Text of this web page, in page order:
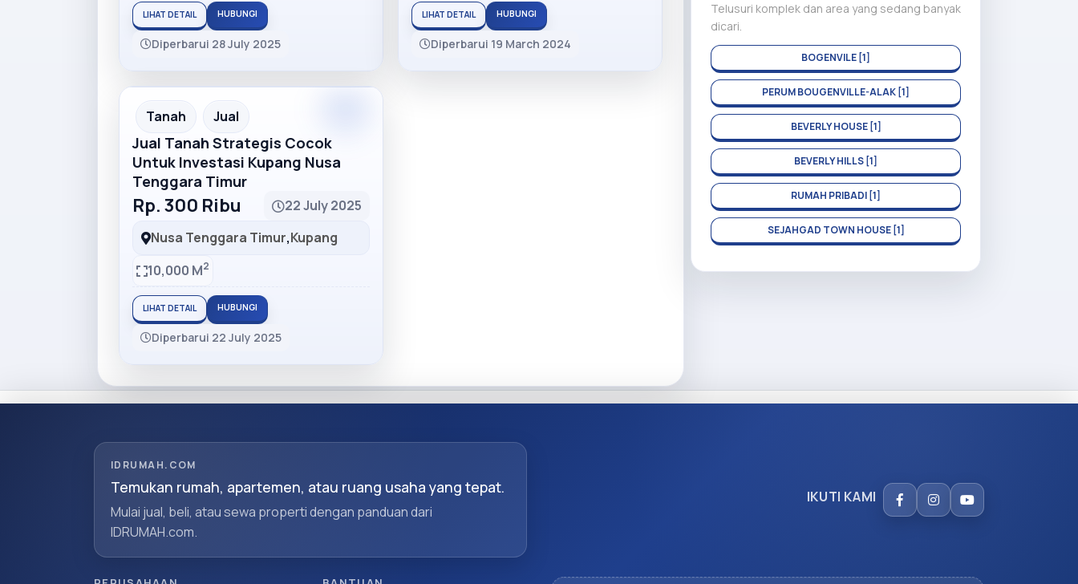
LIHAT DETAIL HUBUNGI
Diperbarui 28 July 2025
LIHAT DETAIL HUBUNGI
Diperbarui 19 March 2024
Tanah Jual
Jual Tanah Strategis Cocok
Untuk Investasi Kupang Nusa
Tenggara Timur
Rp. 300 Ribu
22 July 2025
Nusa Tenggara Timur,Kupang
10,000 M2
LIHAT DETAIL HUBUNGI
Diperbarui 22 July 2025
Telusuri komplek dan area yang sedang banyak
dicari.
BOGENVILE [1]
PERUM BOUGENVILLE-ALAK [1]
BEVERLY HOUSE [1]
BEVERLY HILLS [1]
RUMAH PRIBADI [1]
SEJAHGAD TOWN HOUSE [1]
IDRUMAH.COM
Temukan rumah, apartemen, atau ruang usaha yang tepat.
Mulai jual, beli, atau sewa properti dengan panduan dari
IDRUMAH.com.
IKUTI KAMI